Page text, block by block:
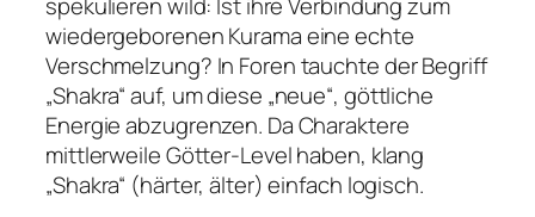
spekulieren wild: Ist ihre Verbindung zum
wiedergeborenen Kurama eine echte
Verschmelzung? In Foren tauchte der Begriff
„Shakra“ auf, um diese „neue“, göttliche
Energie abzugrenzen. Da Charaktere
mittlerweile Götter-Level haben, klang
„Shakra“ (härter, älter) einfach logisch.